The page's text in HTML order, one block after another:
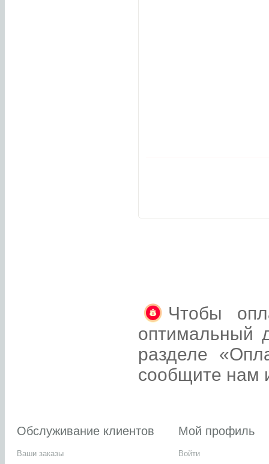
Чтобы
оптимальный
разделе
сообщите нам
Обслуживание клиентов
Ваши заказы
Мой профиль
Войти